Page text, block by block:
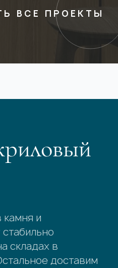
ВСЕ ПРОЕКТЫ
и
складах в
доставим